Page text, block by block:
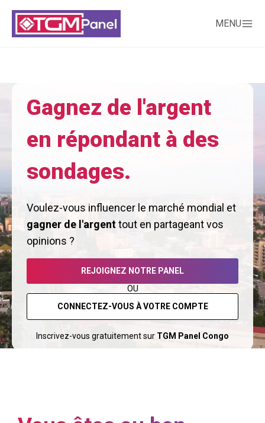
MENU
Gagnez de l'argent
en répondant à des
sondages.
Voulez-vous influencer le marché mondial et
gagner de l'argenttout en partageant vos
opinions ?
REJOIGNEZ NOTRE PANEL
OU
CONNECTEZ-VOUS À VOTRE COMPTE
Inscrivez-vous gratuitement sur TGM Panel Congo